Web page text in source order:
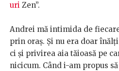
uri Zen”.
Andrei mă intimida de
prin oraș. Și nu era doar
ci și privirea aia tăioasă pe
nicicum. Când i-am propus